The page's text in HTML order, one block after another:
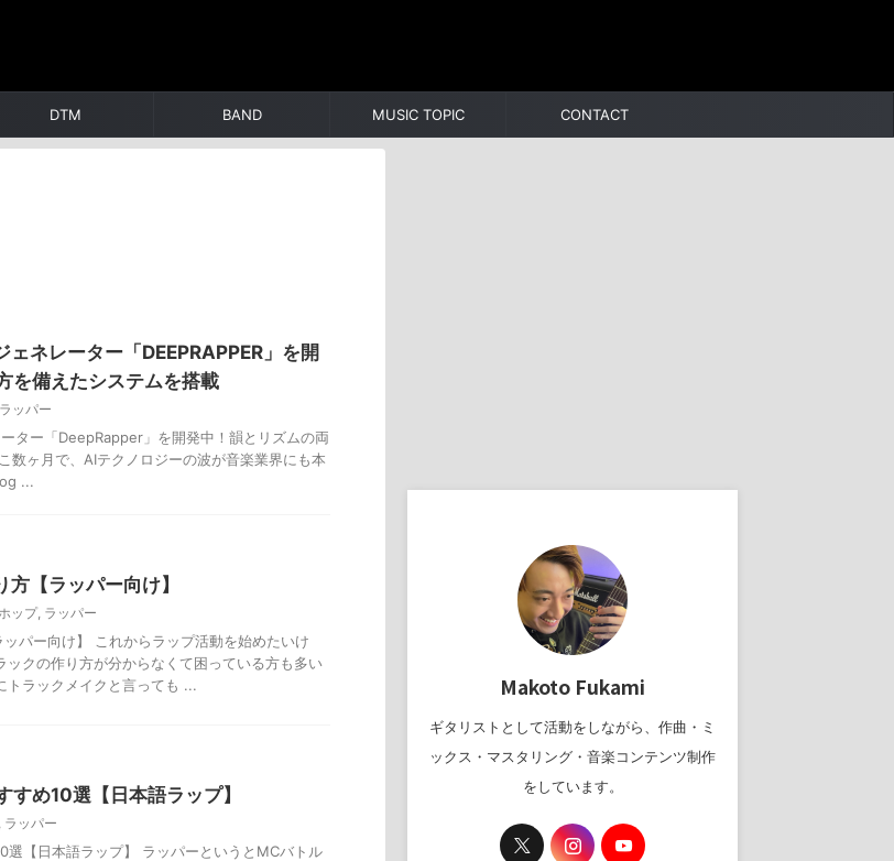
DTM BAND MUSIC TOPIC CONTACT
ネレーター「DEEPRAPPER」を開
を備えたシステムを搭載
ラッパー
ター「DeepRapper」を開発中！韻とリズムの両
数ヶ月で、AIテクノロジーの波が音楽業界にも本
...
【ラッパー向け】
ップ, ラッパー
パー向け】 これからラップ活動を始めたいけ
ックの作り方が分からなくて困っている方も多い
トラックメイクと言っても ...
すめ10選【日本語ラップ】
ラッパー
選【日本語ラップ】 ラッパーというとMCバトル
Makoto Fukami
ギタリストとして活動をしながら、作曲・ミ
ックス・マスタリング・音楽コンテンツ制作
をしています。